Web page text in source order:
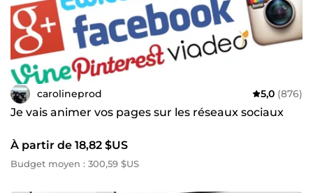
carolineprod 5,0 (876)
Je vais animer vos pages sur les réseaux sociaux
À partir de 18,82 $US
Budget moyen : 300,59 $US